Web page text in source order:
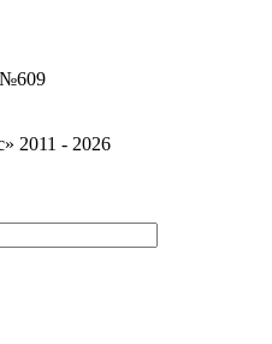
№609
2011 - 2026